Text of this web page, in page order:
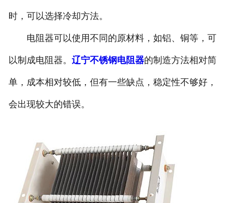
时，可以选择冷却方法。
电阻器可以使用不同的原材料，如铝、铜等，可
以制成电阻器。 辽宁不锈钢电阻器的制造方法相对简
单，成本相对较低，但有一些缺点，稳定性不够好，
会出现较大的错误。